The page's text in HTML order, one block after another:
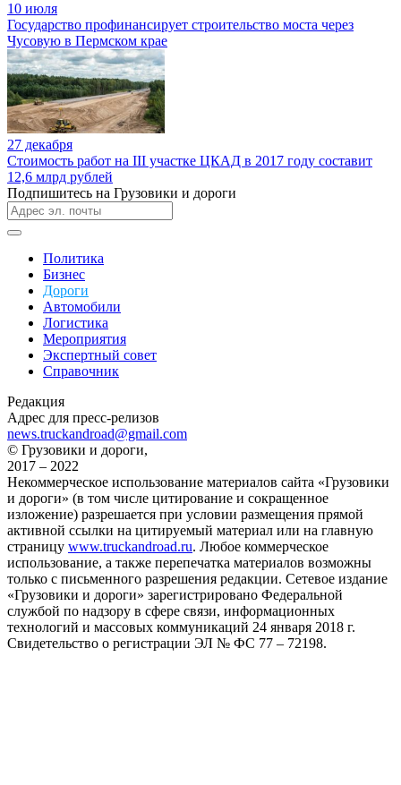
10 июля
Государство профинансирует строительство моста через
Чусовую в Пермском крае
27 декабря
Стоимость работ на III участке ЦКАД в 2017 году составит
12,6 млрд рублей
Подпишитесь на Грузовики и дороги
Политика
Бизнес
Дороги
Автомобили
Логистика
Мероприятия
Экспертный совет
Справочник
Редакция
Адрес для пресс-релизов
news.truckandroad@gmail.com
© Грузовики и дороги,
2017 – 2022
Некоммерческое использование материалов сайта «Грузовики
и дороги» (в том числе цитирование и сокращенное
изложение) разрешается при условии размещения прямой
активной ссылки на цитируемый материал или на главную
страницу www.truckandroad.ru. Любое коммерческое
использование, а также перепечатка материалов возможны
только с письменного разрешения редакции. Сетевое издание
«Грузовики и дороги» зарегистрировано Федеральной
службой по надзору в сфере связи, информационных
технологий и массовых коммуникаций 24 января 2018 г.
Свидетельство о регистрации ЭЛ № ФС 77 – 72198.